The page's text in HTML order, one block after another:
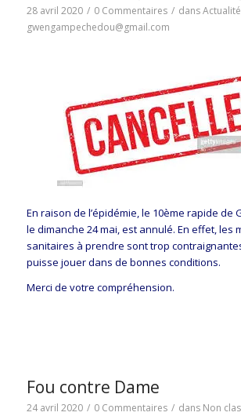
28 avril 2020 / 0 Commentaires / dans
gwengampechedou@gmail.com
En raison de l’épidémie, le 10ème rapide de
le dimanche 24 mai, est annulé. En effet, les
sanitaires à prendre sont trop
puisse jouer dans de bonnes conditions.
Merci de votre compréhension.
Fou contre Dame
24 avril 2020 / 0 Commentaires / dans Non